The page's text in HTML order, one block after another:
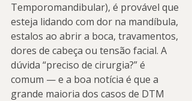
Temporomandibular), é provável que
esteja lidando com dor na mandíbula,
estalos ao abrir a boca, travamentos,
dores de cabeça ou tensão facial. A
dúvida “preciso de cirurgia?” é
comum — e a boa notícia é que a
grande maioria dos casos de DTM